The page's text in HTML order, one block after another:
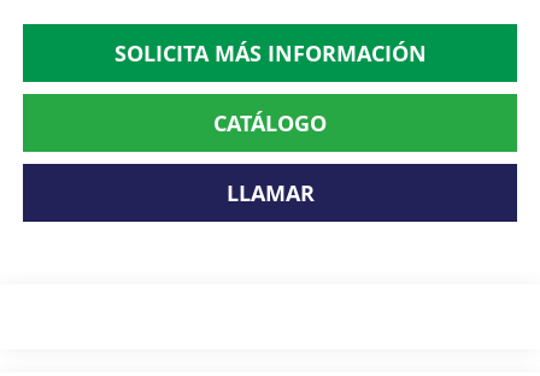
SOLICITA MÁS INFORMACIÓN
CATÁLOGO
LLAMAR